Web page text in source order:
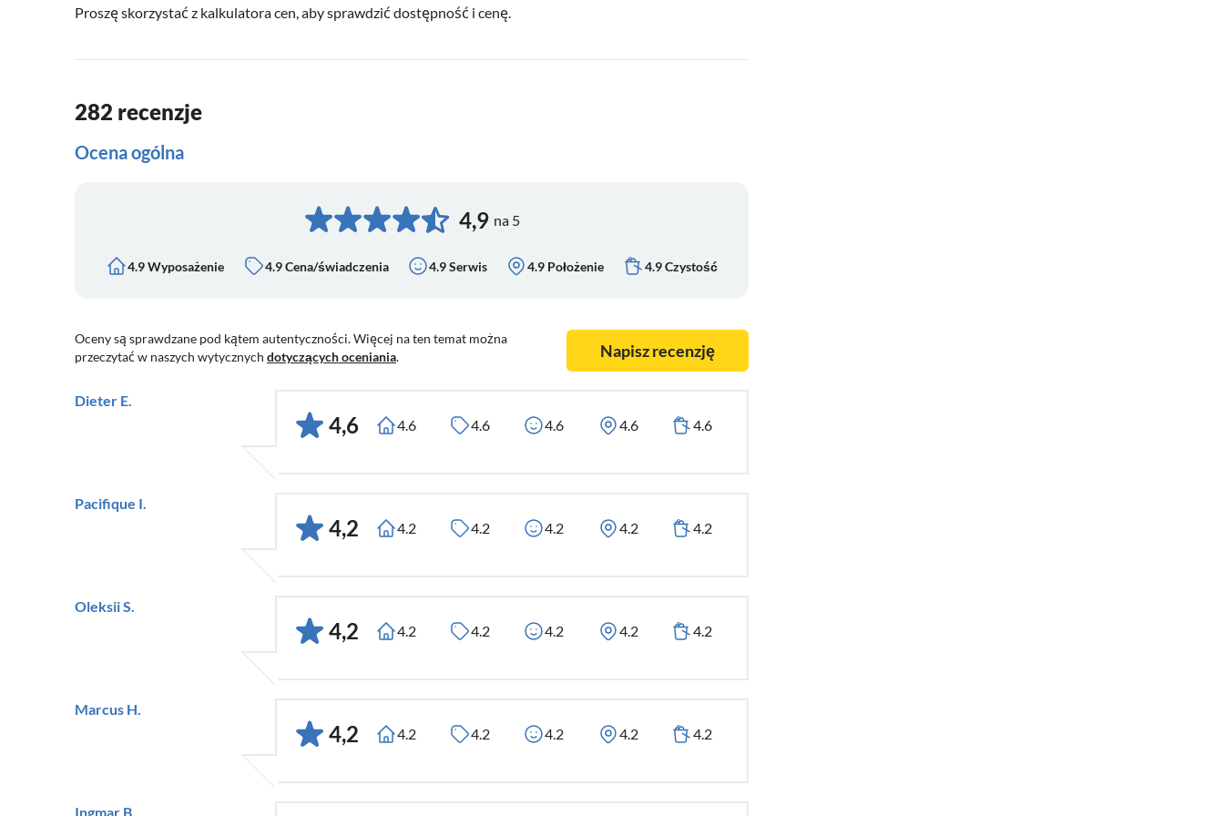
Proszę skorzystać z kalkulatora cen, aby sprawdzić dostępność i cenę.
282 recenzje
Ocena ogólna
4,9 na 5
4.9 Wyposażenie 4.9 Cena/świadczenia 4.9 Serwis 4.9 Położenie 4.9 Czystość
Oceny są sprawdzane pod kątem autentyczności. Więcej na ten temat można
przeczytać w naszych wytycznych dotyczących oceniania. Napisz recenzję
Dieter E.
4,6 4.6 4.6 4.6 4.6 4.6
Pacifique I.
4,2 4.2 4.2 4.2 4.2 4.2
Oleksii S.
4,2 4.2 4.2 4.2 4.2 4.2
Marcus H.
4,2 4.2 4.2 4.2 4.2 4.2
Ingmar B.